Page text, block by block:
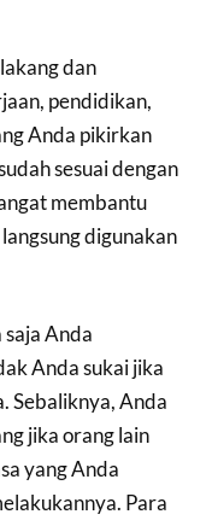
dan
pendidikan,
Anda pikirkan
sesuai dengan
membantu
digunakan
Anda
Anda sukai jika
Sebaliknya, Anda
jika orang lain
yang Anda
Para